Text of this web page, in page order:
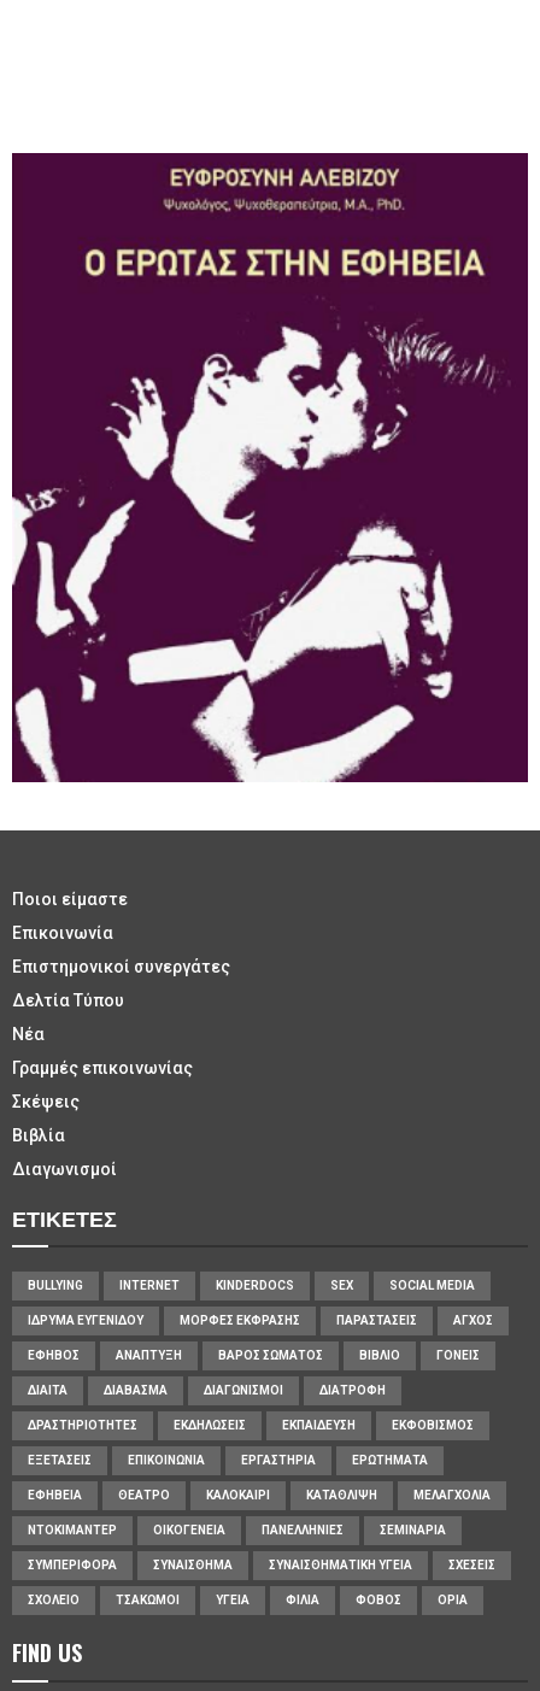
Ποιοι είμαστε
Επικοινωνία
Επιστημονικοί συνεργάτες
Δελτία Τύπου
Νέα
Γραμμές επικοινωνίας
Σκέψεις
Βιβλία
Διαγωνισμοί
ΕΤΙΚΈΤΕΣ
BULLYING INTERNET KINDERDOCS SEX SOCIAL MEDIA
ΊΔΡΥΜΑ ΕΥΓΕΝΊΔΟΥ ΜΟΡΦΈΣ ΈΚΦΡΑΣΗΣ ΠΑΡΑΣΤΆΣΕΙΣ ΆΓΧΟΣ
ΈΦΗΒΟΣ ΑΝΆΠΤΥΞΗ ΒΆΡΟΣ ΣΏΜΑΤΟΣ ΒΙΒΛΊΟ ΓΟΝΕΊΣ
ΔΊΑΙΤΑ ΔΙΆΒΑΣΜΑ ΔΙΑΓΩΝΙΣΜΟΊ ΔΙΑΤΡΟΦΉ
ΔΡΑΣΤΗΡΙΌΤΗΤΕΣ ΕΚΔΗΛΏΣΕΙΣ ΕΚΠΑΊΔΕΥΣΗ ΕΚΦΟΒΙΣΜΌΣ
ΕΞΕΤΆΣΕΙΣ ΕΠΙΚΟΙΝΩΝΊΑ ΕΡΓΑΣΤΉΡΙΑ ΕΡΩΤΉΜΑΤΑ
ΕΦΗΒΕΊΑ ΘΈΑΤΡΟ ΚΑΛΟΚΑΊΡΙ ΚΑΤΆΘΛΙΨΗ ΜΕΛΑΓΧΟΛΊΑ
ΝΤΟΚΙΜΑΝΤΈΡ ΟΙΚΟΓΈΝΕΙΑ ΠΑΝΕΛΛΉΝΙΕΣ ΣΕΜΙΝΆΡΙΑ
ΣΥΜΠΕΡΙΦΟΡΆ ΣΥΝΑΊΣΘΗΜΑ ΣΥΝΑΙΣΘΗΜΑΤΙΚΉ ΥΓΕΊΑ ΣΧΈΣΕΙΣ
ΣΧΟΛΕΊΟ ΤΣΑΚΩΜΟΊ ΥΓΕΊΑ ΦΙΛΊΑ ΦΌΒΟΣ ΌΡΙΑ
FIND US